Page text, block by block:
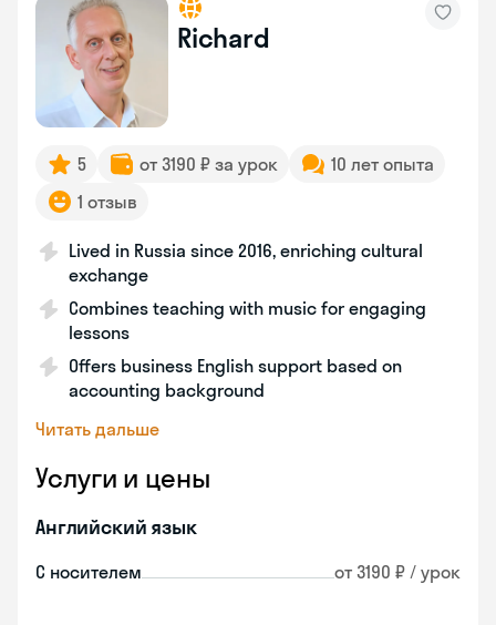
Richard
5 от 3190 ₽ за урок
10 лет опыта
1 отзыв
Lived in Russia since 2016, enriching cultural
exchange
Combines teaching with music for engaging
lessons
Offers business English support based on
accounting background
Читать дальше
Услуги и цены
Английский язык
С носителем от 3190 ₽ / урок